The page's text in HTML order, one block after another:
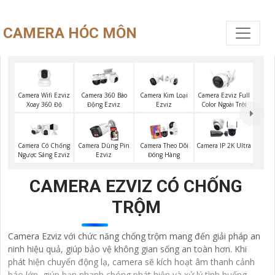
CAMERA HÓC MÔN
Camera Wifi Ezviz
Xoay 360 Độ
Camera 360 Báo
Động Ezviz
Camera Kim Loại
Ezviz
Camera Ezviz Full
Color Ngoài Trời
Camera Có Chống
Ngược Sáng Ezviz
Camera Dùng Pin
Ezviz
Camera Theo Dõi
Đóng Hàng
Camera IP 2K Ultra
CAMERA EZVIZ CÓ CHỐNG
TRỘM
Camera Ezviz với chức năng chống trộm mang đến giải pháp an
ninh hiệu quả, giúp bảo vệ không gian sống an toàn hơn. Khi
phát hiện chuyển động lạ, camera sẽ kích hoạt âm thanh cảnh